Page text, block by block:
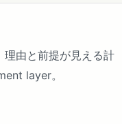
由と前提が見える計
layer。